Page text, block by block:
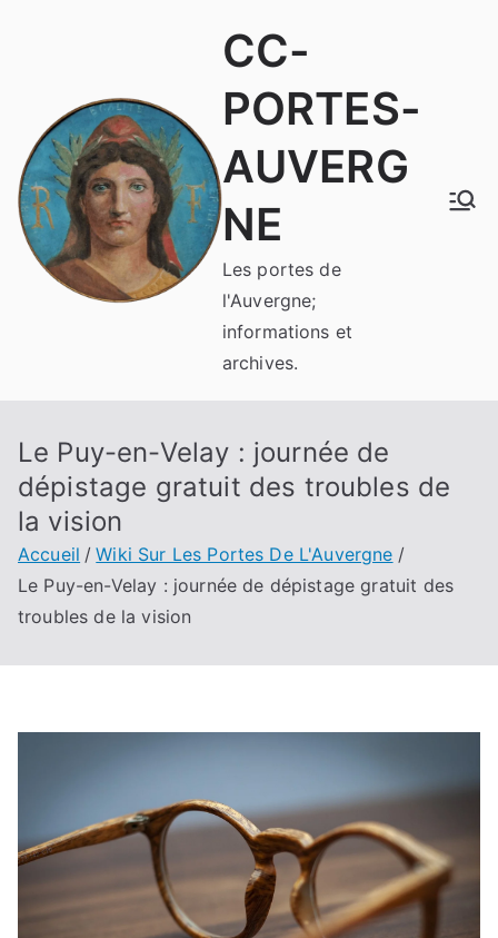
CC-
PORTES-
AUVERG
NE
Les portes de
l'Auvergne;
informations et
archives.
Le Puy-en-Velay : journée de
dépistage gratuit des troubles de
la vision
Accueil
Wiki Sur Les Portes De L'Auvergne
Le Puy-en-Velay : journée de dépistage gratuit des
troubles de la vision